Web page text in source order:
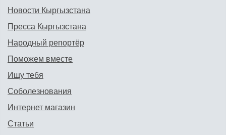
Новости Кыргызстана
Пресса Кыргызстана
Народный репортёр
Поможем вместе
Ищу тебя
Соболезнования
Интернет магазин
Статьи